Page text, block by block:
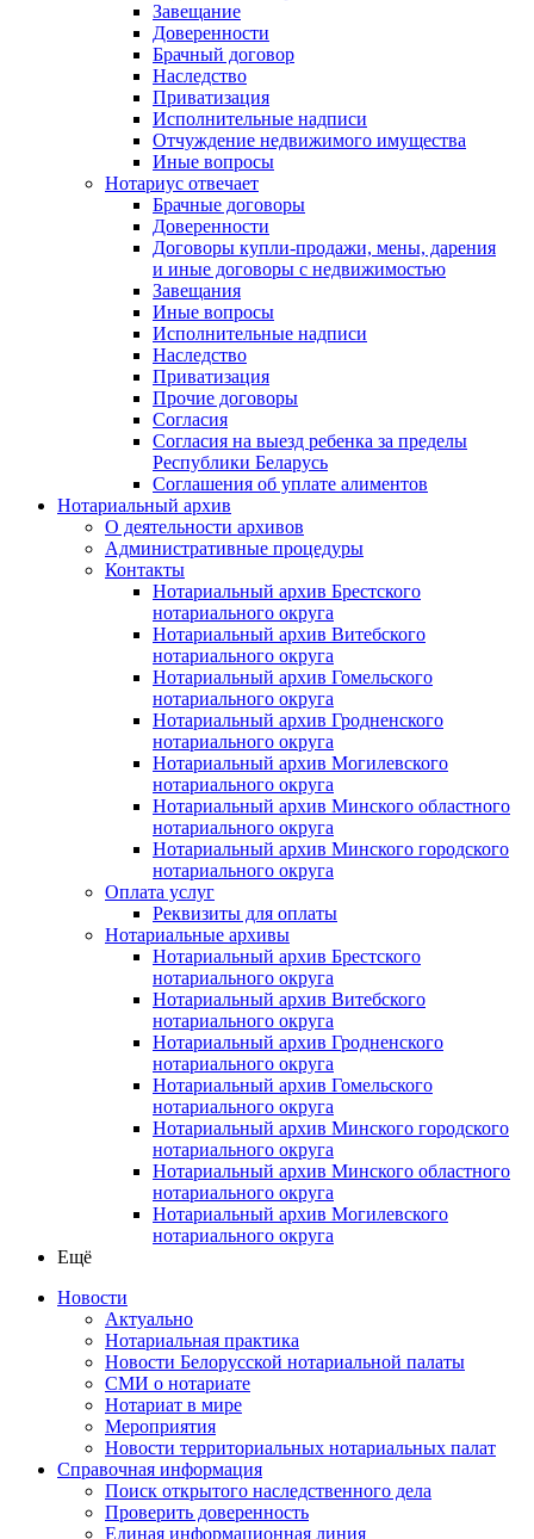
Завещание
Доверенности
Брачный договор
Наследство
Приватизация
Исполнительные надписи
Отчуждение недвижимого имущества
Иные вопросы
Нотариус отвечает
Брачные договоры
Доверенности
Договоры купли-продажи, мены, дарения
и иные договоры с недвижимостью
Завещания
Иные вопросы
Исполнительные надписи
Наследство
Приватизация
Прочие договоры
Согласия
Согласия на выезд ребенка за пределы
Республики Беларусь
Соглашения об уплате алиментов
Нотариальный архив
О деятельности архивов
Административные процедуры
Контакты
Нотариальный архив Брестского
нотариального округа
Нотариальный архив Витебского
нотариального округа
Нотариальный архив Гомельского
нотариального округа
Нотариальный архив Гродненского
нотариального округа
Нотариальный архив Могилевского
нотариального округа
Нотариальный архив Минского областного
нотариального округа
Нотариальный архив Минского городского
нотариального округа
Оплата услуг
Реквизиты для оплаты
Нотариальные архивы
Нотариальный архив Брестского
нотариального округа
Нотариальный архив Витебского
нотариального округа
Нотариальный архив Гродненского
нотариального округа
Нотариальный архив Гомельского
нотариального округа
Нотариальный архив Минского городского
нотариального округа
Нотариальный архив Минского областного
нотариального округа
Нотариальный архив Могилевского
нотариального округа
Ещё
Новости
Актуально
Нотариальная практика
Новости Белорусской нотариальной палаты
СМИ о нотариате
Нотариат в мире
Мероприятия
Новости территориальных нотариальных палат
Справочная информация
Поиск открытого наследственного дела
Проверить доверенность
Единая информационная линия